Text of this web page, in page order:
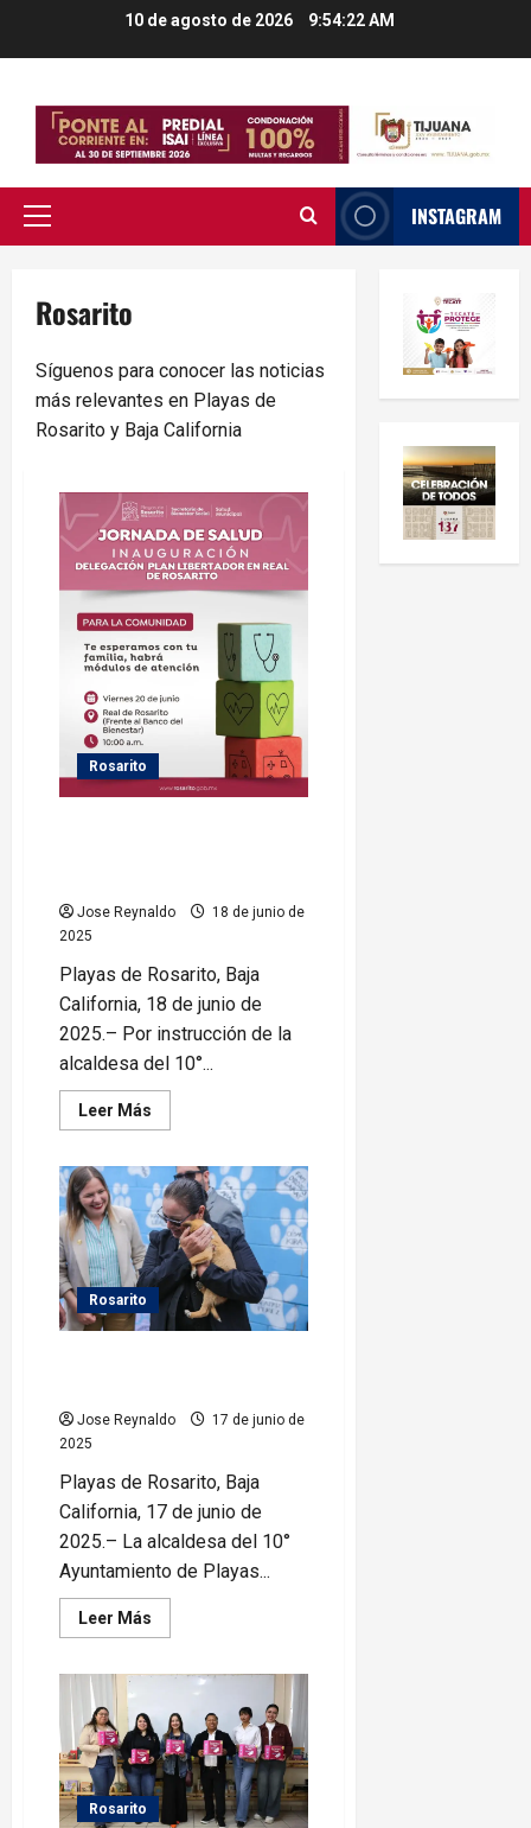
10 de agosto de 2026 9:54:23 AM
Menú
INSTAGRAM
Rosarito
Síguenos para conocer las noticias
más relevantes en Playas de
Rosarito y Baja California
Rosarito
Jose Reynaldo
18 de junio de
2025
Playas de Rosarito, Baja
California, 18 de junio de
2025.– Por instrucción de la
alcaldesa del 10°...
Leer Más
más
Gobierno
Municipal
te
invita
a
la
Inauguración
de
la
Delegación
Rosarito
Jose Reynaldo
17 de junio de
2025
Playas de Rosarito, Baja
California, 17 de junio de
2025.– La alcaldesa del 10°
Ayuntamiento de Playas...
Leer Más
más
Rocio
Adame
impulsa
Campaña
de
Adopción
Canina
Rosarito